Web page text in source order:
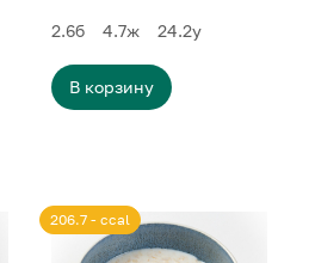
2.6б 4.7ж 24.2у
В корзину
206.7 - ccal